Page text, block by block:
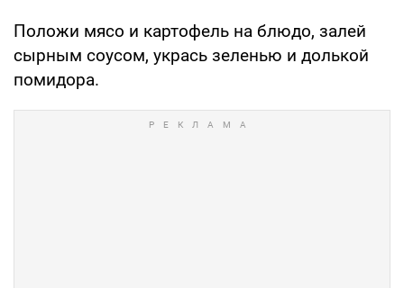
Положи мясо и картофель на блюдо, залей
сырным соусом, укрась зеленью и долькой
помидора.